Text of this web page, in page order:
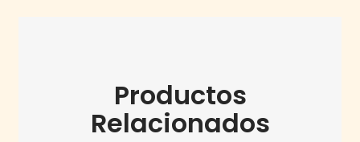
Productos
Relacionados